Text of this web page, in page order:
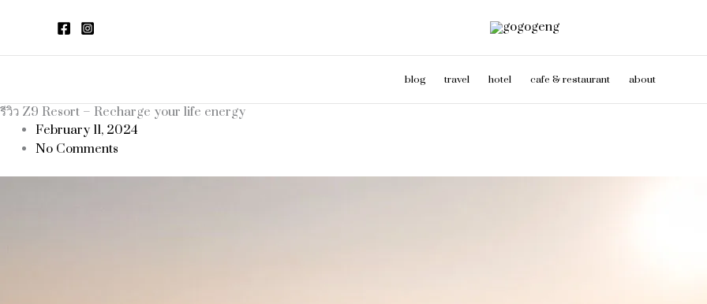
blog travel hotel cafe & restaurant about
รีวิว Z9 Resort – Recharge your life energy
February 11, 2024
No Comments